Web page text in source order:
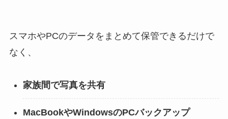
スマホやPCのデータをまとめて保管できるだけで
なく、
家族間で写真を共有
MacBookやWindowsのPCバックアップ